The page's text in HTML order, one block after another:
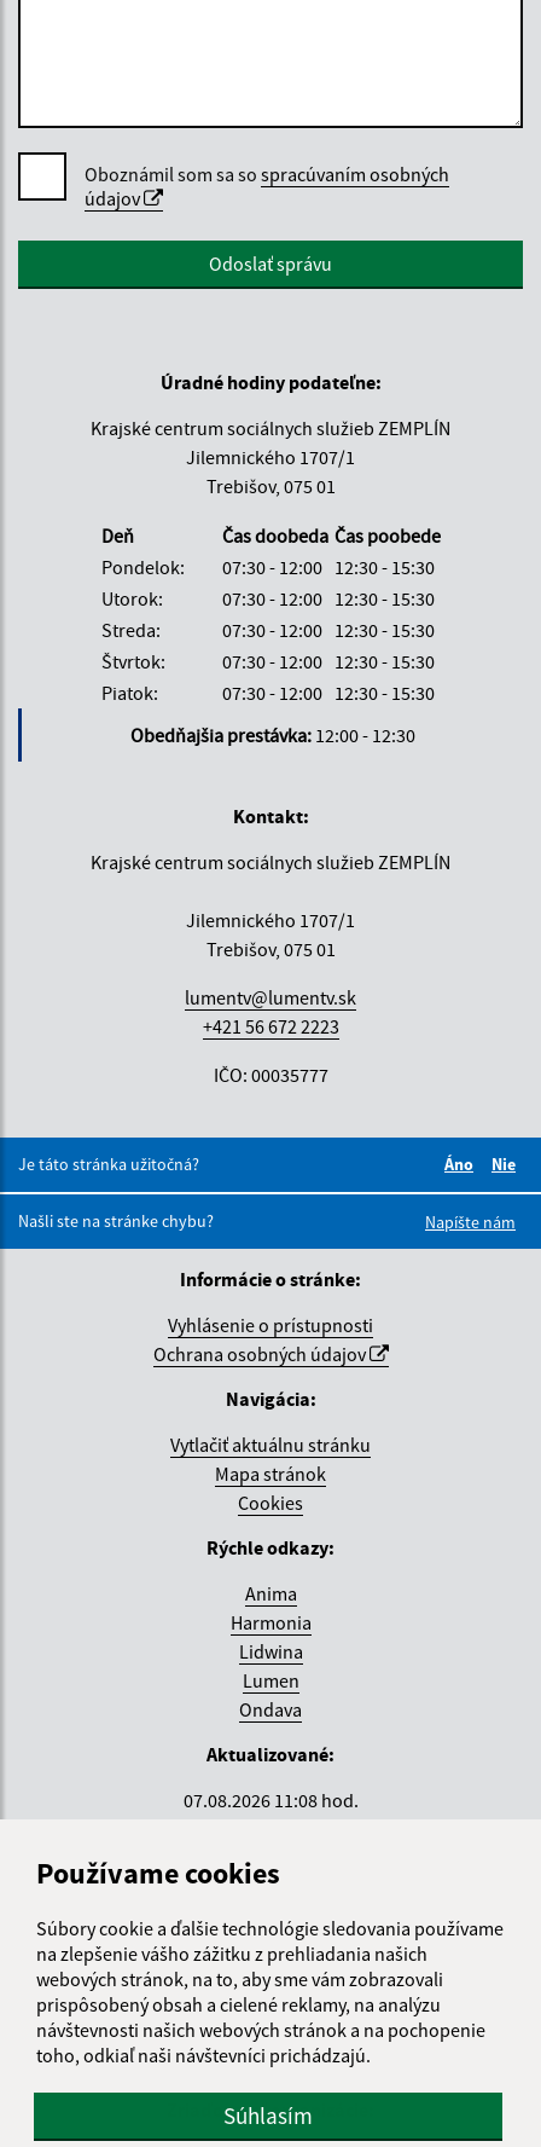
Používame cookies
Súbory cookie a ďalšie technológie sledovania používame
na zlepšenie vášho zážitku z prehliadania našich
webových stránok, na to, aby sme vám zobrazovali
prispôsobený obsah a cielené reklamy, na analýzu
návštevnosti našich webových stránok a na pochopenie
toho, odkiaľ naši návštevníci prichádzajú.
Súhlasím
Oboznámil som sa so spracúvaním osobných
údajov
Google reCaptcha ResponseOdoslať správu
Úradné hodiny podateľne:
Krajské centrum sociálnych služieb ZEMPLÍN
Jilemnického 1707/1
Trebišov, 075 01
Deň Čas doobeda Čas poobede
Pondelok:
07:30 - 12:00 12:30 - 15:30
Utorok:
07:30 - 12:00 12:30 - 15:30
Streda:
07:30 - 12:00 12:30 - 15:30
Štvrtok:
07:30 - 12:00 12:30 - 15:30
Piatok:
07:30 - 12:00 12:30 - 15:30
Obedňajšia prestávka: 12:00 - 12:30
Kontakt:
Krajské centrum sociálnych služieb ZEMPLÍN
Jilemnického 1707/1
Trebišov, 075 01
lumentv@lumentv.sk
+421 56 672 2223
IČO: 00035777
Je táto stránka užitočná?
Áno
Nie
Našli ste na stránke chybu?
Napíšte nám
Informácie o stránke:
Vyhlásenie o prístupnosti
Ochrana osobných údajov
Navigácia:
Vytlačiť aktuálnu stránku
Mapa stránok
Cookies
Rýchle odkazy:
Anima
Harmonia
Lidwina
Lumen
Ondava
Aktualizované:
07.08.2026 11:08 hod.
Správca obsahu je Krajské centrum sociálnych služieb
ZEMPLÍN.
Vytvorené v súlade sJednotným dizajn manuálom
elektronických služieb.
Zriaďovateľ organizácie: